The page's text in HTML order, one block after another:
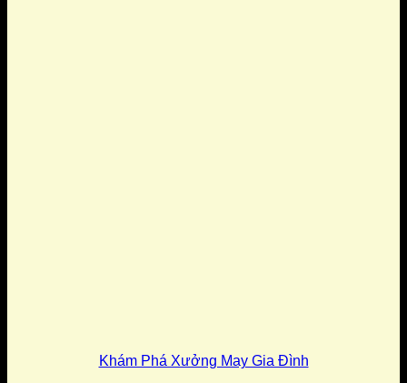
Khám Phá Xưởng May Gia Đình